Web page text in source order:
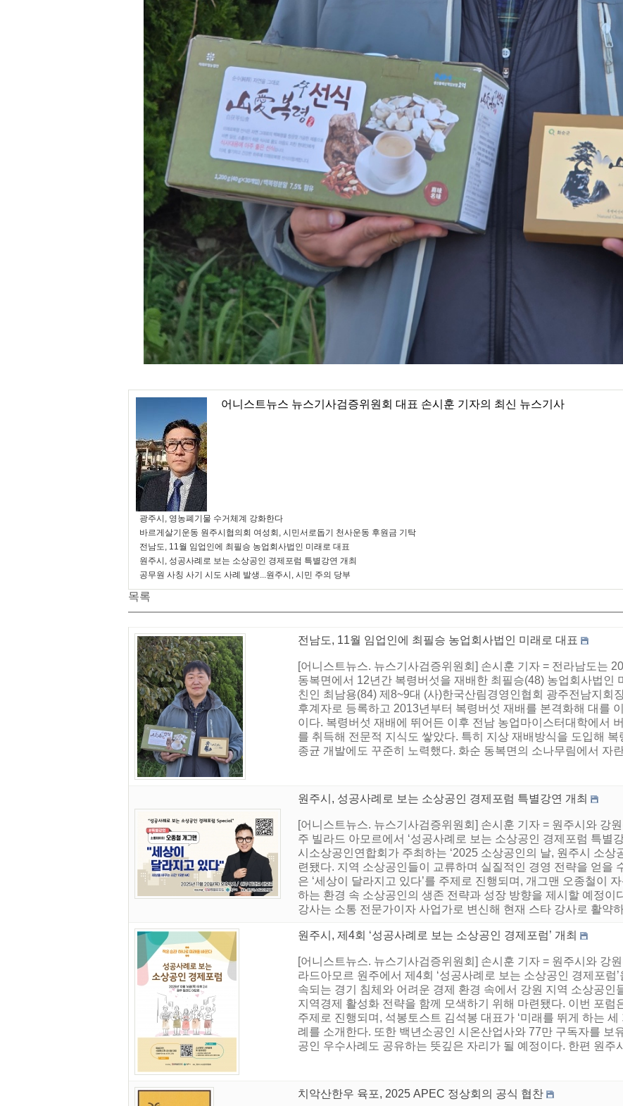
어니스트뉴스 뉴스기사검증위원회 대표 손시훈 기자의 최신 뉴스기사
광주시, 영농폐기물 수거체계 강화한다
바르게살기운동 원주시협의회 여성회, 시민서로돕기 천사운동 후원금 기탁
전남도, 11월 임업인에 최필승 농업회사법인 미래로 대표
원주시, 성공사례로 보는 소상공인 경제포럼 특별강연 개최
공무원 사칭 사기 시도 사례 발생...원주시, 시민 주의 당부
목록
전남도, 11월 임업인에 최필승 농업회사법인 미래로 대표
[어니스트뉴스. 뉴스기사검증위원회] 손시훈 기자 = 전라남도는
동복면에서 12년간 복령버섯을 재배한 최필승(48) 농업회사법인
친인 최남용(84) 제8~9대 (사)한국산림경영인협회 광주전남지회
후계자로 등록하고 2013년부터 복령버섯 재배를 본격화해 대를
이다. 복령버섯 재배에 뛰어든 이후 전남 농업마이스터대학에서
를 취득해 전문적 지식도 쌓았다. 특히 지상 재배방식을 도입해
종균 개발에도 꾸준히 노력했다. 화순 동복면의 소나무림에서 자
원주시, 성공사례로 보는 소상공인 경제포럼 특별강연 개최
[어니스트뉴스. 뉴스기사검증위원회] 손시훈 기자 = 원주시와 강
주 빌라드 아모르에서 ‘성공사례로 보는 소상공인 경제포럼 특별
시소상공인연합회가 주최하는 ‘2025 소상공인의 날, 원주시 소상
련됐다. 지역 소상공인들이 교류하며 실질적인 경영 전략을 얻을
은 ‘세상이 달라지고 있다’를 주제로 진행되며, 개그맨 오종철이
하는 환경 속 소상공인의 생존 전략과 성장 방향을 제시할 예정이
강사는 소통 전문가이자 사업가로 변신해 현재 스타 강사로 활약
원주시, 제4회 ‘성공사례로 보는 소상공인 경제포럼’ 개최
[어니스트뉴스. 뉴스기사검증위원회] 손시훈 기자 = 원주시와 강
라드아모르 원주에서 제4회 ‘성공사례로 보는 소상공인 경제포럼
속되는 경기 침체와 어려운 경제 환경 속에서 강원 지역 소상공인
지역경제 활성화 전략을 함께 모색하기 위해 마련됐다. 이번 포럼
주제로 진행되며, 석봉토스트 김석봉 대표가 ‘미래를 뛰게 하는
례를 소개한다. 또한 백년소공인 시온산업사와 77만 구독자를 보
공인 우수사례도 공유하는 뜻깊은 자리가 될 예정이다. 한편 원주
치악산한우 육포, 2025 APEC 정상회의 공식 협찬